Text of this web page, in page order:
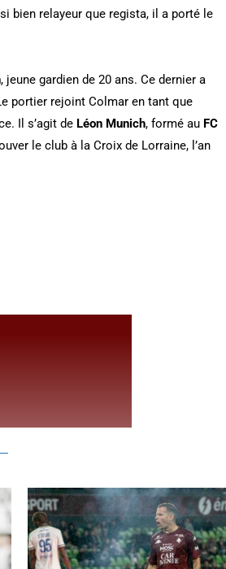
bien relayeur que regista, il a porté le
, jeune gardien de 20 ans. Ce dernier a
portier rejoint Colmar en tant que
Il s’agit de Léon Munich, formé au FC
le club à la Croix de Lorraine, l’an